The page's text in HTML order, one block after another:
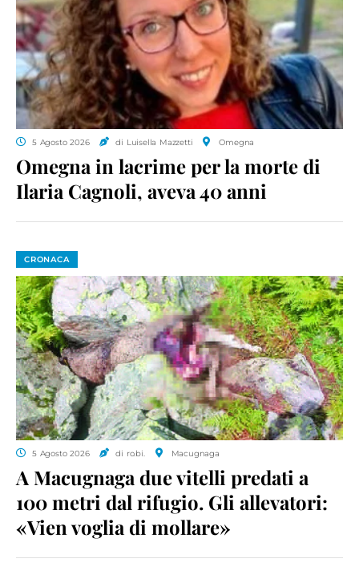
5 Agosto 2026 di Luisella Mazzetti Omegna
Omegna in lacrime per la morte di
Ilaria Cagnoli, aveva 40 anni
CRONACA
5 Agosto 2026 di ro.bi. Macugnaga
A Macugnaga due vitelli predati a
100 metri dal rifugio. Gli allevatori:
«Vien voglia di mollare»